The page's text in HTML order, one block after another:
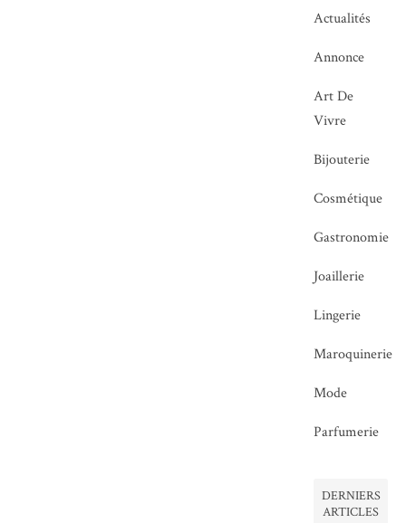
Actualités
Annonce
Art De
Vivre
Bijouterie
Cosmétique
Gastronomie
Joaillerie
Lingerie
Maroquinerie
Mode
Parfumerie
DERNIERS
ARTICLES